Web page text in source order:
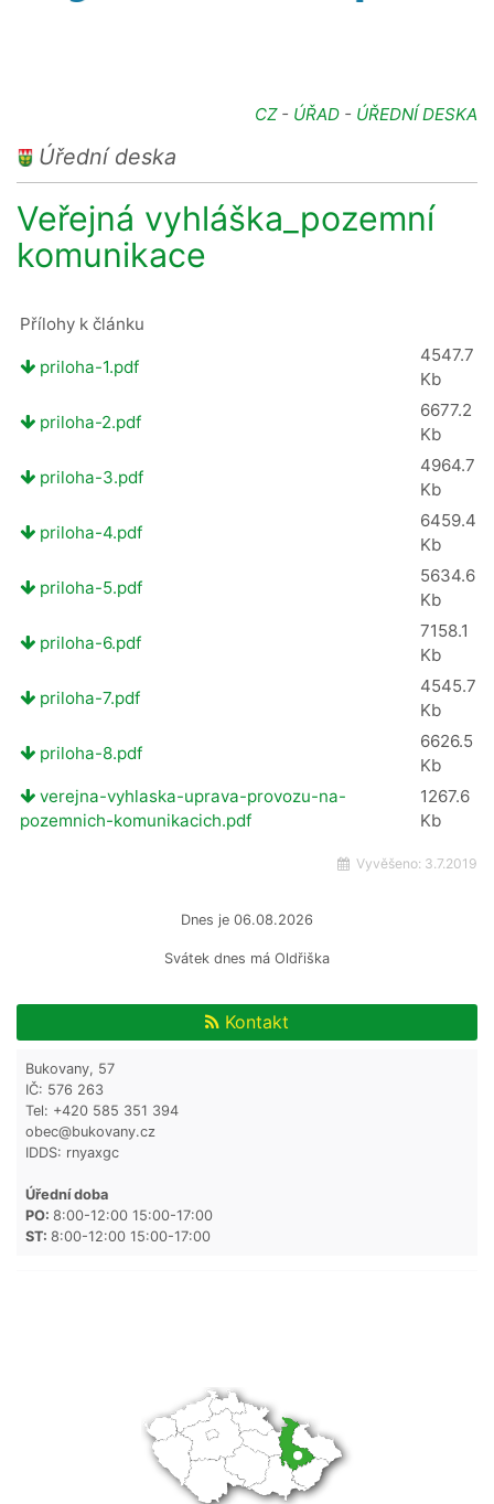
CZ- ÚŘAD - ÚŘEDNÍ DESKA
Úřední deska
Veřejná vyhláška_pozemní
komunikace
Přílohy k článku
priloha-1.pdf
4547.7
Kb
priloha-2.pdf
6677.2
Kb
priloha-3.pdf
4964.7
Kb
priloha-4.pdf
6459.4
Kb
priloha-5.pdf
5634.6
Kb
priloha-6.pdf
7158.1
Kb
priloha-7.pdf
4545.7
Kb
priloha-8.pdf
6626.5
Kb
verejna-vyhlaska-uprava-provozu-na-
pozemnich-komunikacich.pdf
1267.6
Kb
Vyvěšeno: 3.7.2019
Dnes je 06.08.2026
Svátek dnes má Oldřiška
Kontakt
Bukovany, 57
IČ: 576 263
Tel: +420 585 351 394
obec@bukovany.cz
IDDS: rnyaxgc
Úřední doba
PO: 8:00-12:00 15:00-17:00
ST: 8:00-12:00 15:00-17:00